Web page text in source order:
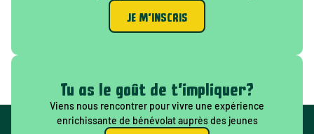
JE M'INSCRIS
Tu as le goût de t'impliquer?
Viens nous rencontrer pour vivre une expérience
enrichissante de bénévolat auprès des jeunes